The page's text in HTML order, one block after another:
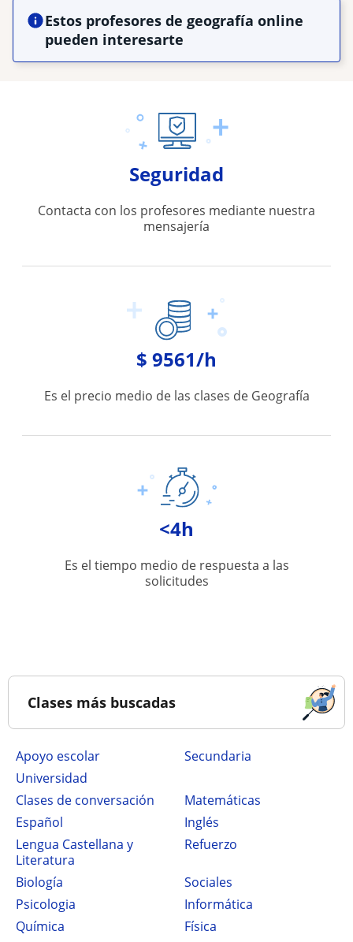
Estos profesores de geografía online
pueden interesarte
Seguridad
Contacta con los profesores mediante nuestra
mensajería
$ 9561/h
Es el precio medio de las clases de Geografía
<4h
Es el tiempo medio de respuesta a las
solicitudes
Clases más buscadas
Apoyo escolar
secundaria
Universidad
Clases de conversación
Matemáticas
Español
Inglés
Lengua Castellana y
Literatura
Refuerzo
Biología
Sociales
Psicologia
Informática
Química
Física